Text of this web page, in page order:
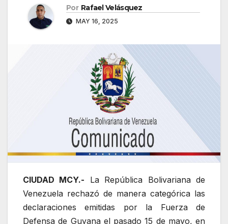
Por Rafael Velásquez
MAY 16, 2025
CIUDAD MCY.- La República Bolivariana de
Venezuela rechazó de manera categórica las
declaraciones emitidas por la Fuerza de
Defensa de Guyana el pasado 15 de mayo, en